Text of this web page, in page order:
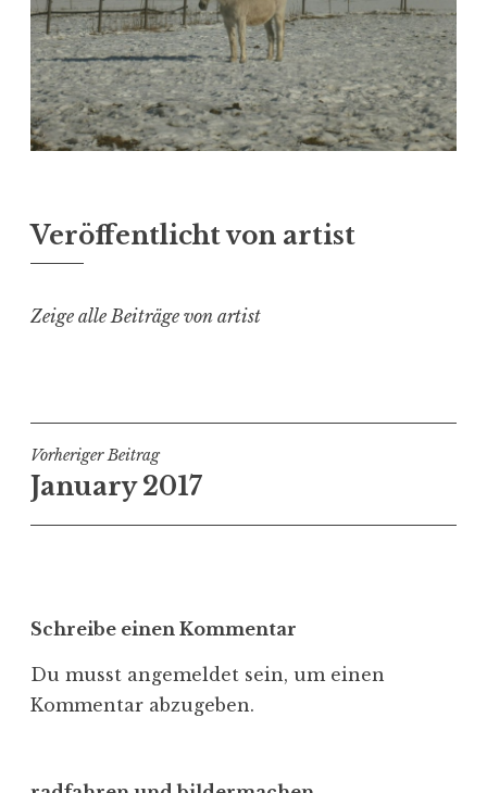
Veröffentlicht von artist
Zeige alle Beiträge von artist
Beitragsnavigation
Vorheriger Beitrag
January 2017
Schreibe einen Kommentar
Du musst angemeldet sein, um einen
Kommentar abzugeben.